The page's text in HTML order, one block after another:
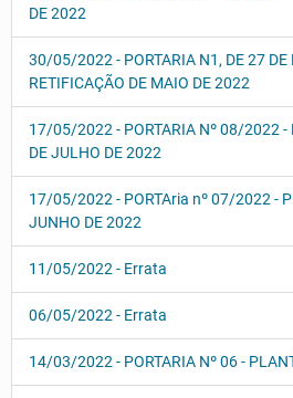
DE 2022
30/05/2022 - PORTARIA N1, DE 27 DE
RETIFICAÇÃO DE MAIO DE 2022
17/05/2022 - PORTARIA Nº 08/2022 -
DE JULHO DE 2022
17/05/2022 - PORTAria nº 07/2022 -
JUNHO DE 2022
11/05/2022 - Errata
06/05/2022 - Errata
14/03/2022 - PORTARIA Nº 06 -